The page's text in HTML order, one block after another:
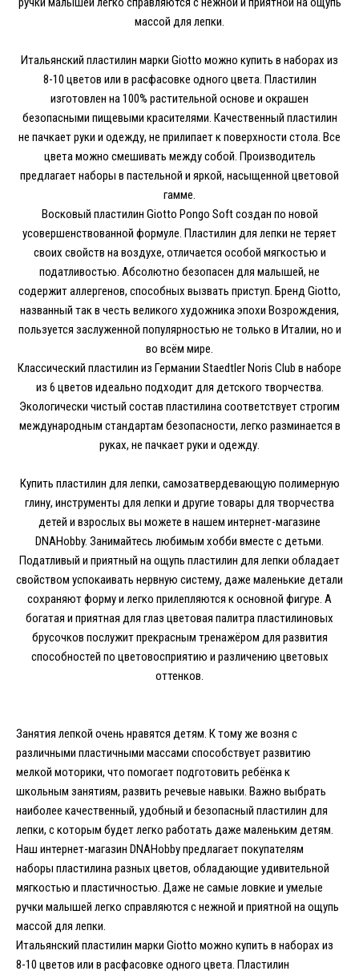
массой для лепки.
Итальянский пластилин марки Giotto можно купить в наборах из
8-10 цветов или в расфасовке одного цвета. Пластилин
изготовлен на 100% растительной основе и окрашен
безопасными пищевыми красителями. Качественный пластилин
не пачкает руки и одежду, не прилипает к поверхности стола. Все
цвета можно смешивать между собой. Производитель
предлагает наборы в пастельной и яркой, насыщенной цветовой
гамме.
Восковый пластилин Giotto Pongo Soft создан по новой
усовершенствованной формуле. Пластилин для лепки не теряет
своих свойств на воздухе, отличается особой мягкостью и
податливостью. Абсолютно безопасен для малышей, не
содержит аллергенов, способных вызвать приступ. Бренд Giotto,
названный так в честь великого художника эпохи Возрождения,
пользуется заслуженной популярностью не только в Италии, но и
во всём мире.
Классический пластилин из Германии Staedtler Noris Club в наборе
из 6 цветов идеально подходит для детского творчества.
Экологически чистый состав пластилина соответствует строгим
международным стандартам безопасности, легко разминается в
руках, не пачкает руки и одежду.
Купить пластилин для лепки, самозатвердевающую полимерную
глину, инструменты для лепки и другие товары для творчества
детей и взрослых вы можете в нашем интернет-магазине
DNAHobby. Занимайтесь любимым хобби вместе с детьми.
Податливый и приятный на ощупь пластилин для лепки обладает
свойством успокаивать нервную систему, даже маленькие детали
сохраняют форму и легко прилепляются к основной фигуре. А
богатая и приятная для глаз цветовая палитра пластилиновых
брусочков послужит прекрасным тренажёром для развития
способностей по цветовосприятию и различению цветовых
оттенков.
Занятия лепкой очень нравятся детям. К тому же возня с
различными пластичными массами способствует развитию
мелкой моторики, что помогает подготовить ребёнка к
школьным занятиям, развить речевые навыки. Важно выбрать
наиболее качественный, удобный и безопасный пластилин для
лепки, с которым будет легко работать даже маленьким детям.
Наш интернет-магазин DNAHobby предлагает покупателям
наборы пластилина разных цветов, обладающие удивительной
мягкостью и пластичностью. Даже не самые ловкие и умелые
ручки малышей легко справляются с нежной и приятной на ощупь
массой для лепки.
Итальянский пластилин марки Giotto можно купить в наборах из
8-10 цветов или в расфасовке одного цвета. Пластилин